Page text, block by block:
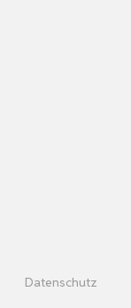
Datenschutz